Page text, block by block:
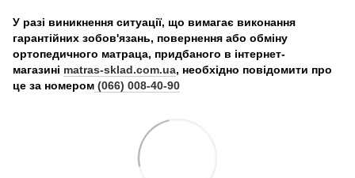
У разі виникнення ситуації, що вимагає виконання
гарантійних зобов'язань, повернення або обміну
ортопедичного матраца, придбаного в інтернет-
магазині matras-sklad.com.ua, необхідно повідомити про
це за номером (066) 008-40-90